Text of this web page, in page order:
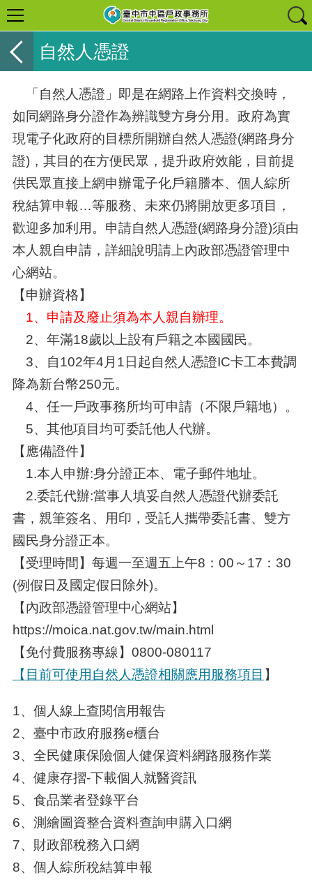
自然人憑證
「自然人憑證」即是在網路上作資料交換時，
如同網路身分證作為辨識雙方身分用。政府為實
現電子化政府的目標所開辦自然人憑證(網路身分
證)，其目的在方便民眾，提升政府效能，目前提
供民眾直接上網申辦電子化戶籍謄本、個人綜所
稅結算申報…等服務、未來仍將開放更多項目，
歡迎多加利用。申請自然人憑證(網路身分證)須由
本人親自申請，詳細說明請上內政部憑證管理中
心網站。
【申辦資格】
1、申請及廢止須為本人親自辦理。
2、年滿18歲以上設有戶籍之本國國民。
3、自102年4月1日起自然人憑證IC卡工本費調
降為新台幣250元。
4、任一戶政事務所均可申請（不限戶籍地）。
5、其他項目均可委託他人代辦。
【應備證件】
1.本人申辦:身分證正本、電子郵件地址。
2.委託代辦:當事人填妥自然人憑證代辦委託
書，親筆簽名、用印，受託人攜帶委託書、雙方
國民身分證正本。
【受理時間】每週一至週五上午8：00～17：30
(例假日及國定假日除外)。
【內政部憑證管理中心網站】
https://moica.nat.gov.tw/main.html
【免付費服務專線】0800-080117
【目前可使用自然人憑證相關應用服務項目 】
1、個人線上查閱信用報告
2、臺中市政府服務e櫃台
3、全民健康保險個人健保資料網路服務作業
4、健康存摺-下載個人就醫資訊
5、食品業者登錄平台
6、測繪圖資整合資料查詢申購入口網
7、財政部稅務入口網
8、個人綜所稅結算申報